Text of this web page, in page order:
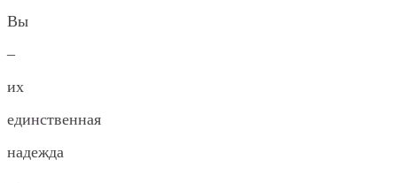
Вы
–
их
единственная
надежда